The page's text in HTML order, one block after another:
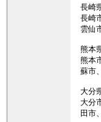
長崎
長崎
雲仙
熊本
熊本
蘇市
大分
大分
田市